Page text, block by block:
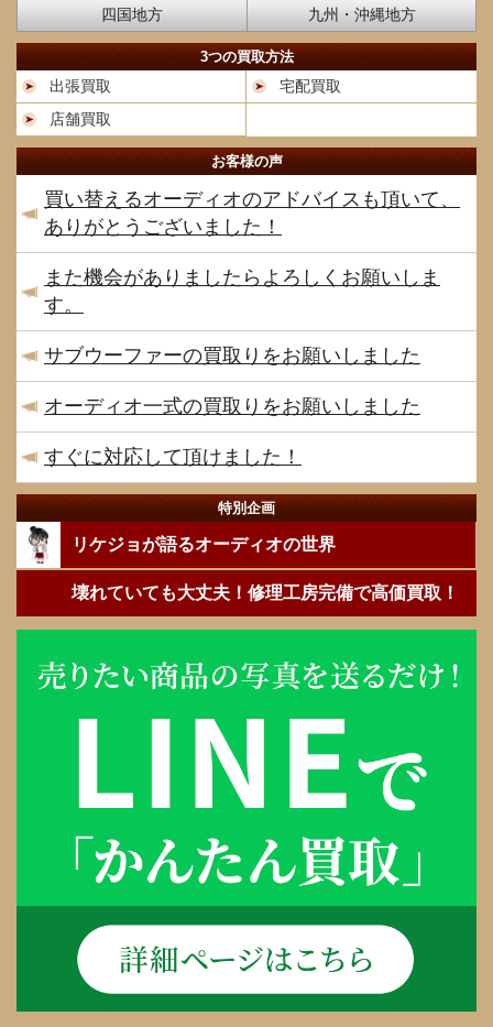
四国地方
九州・沖縄地方
3つの買取方法
出張買取
宅配買取
店舗買取
お客様の声
買い替えるオーディオのアドバイスも頂いて、
ありがとうございました！
また機会がありましたらよろしくお願いしま
す。
サブウーファーの買取りをお願いしました
オーディオ一式の買取りをお願いしました
すぐに対応して頂けました！
特別企画
リケジョが語るオーディオの世界
壊れていても大丈夫！修理工房完備で高価買取！